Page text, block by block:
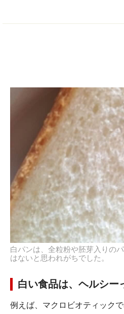
白パンは、全粒粉や胚芽入りの
はないと思われがちでした。
白い食品は、ヘルシー
例えば、マクロビオティック